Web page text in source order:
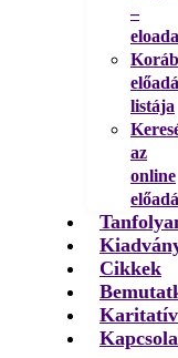
–
listája
az
online
Cikkek
Karitatív